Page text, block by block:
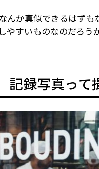
んか真似できるはず
やすいものなのだろう
記録写真って